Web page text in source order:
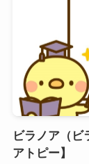
ビラノア（ビ
アトピー】